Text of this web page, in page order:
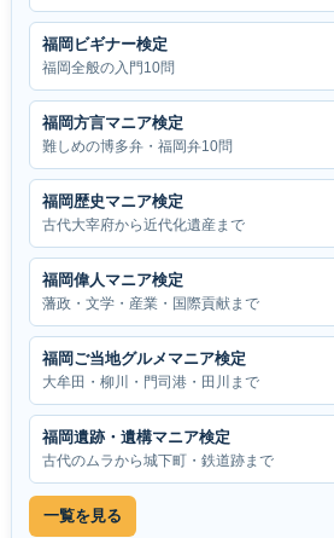
福岡ビギナー検定
福岡全般の入門10問
福岡方言マニア検定
難しめの博多弁・福岡弁10問
福岡歴史マニア検定
古代大宰府から近代化遺産まで
福岡偉人マニア検定
藩政・文学・産業・国際貢献まで
福岡ご当地グルメマニア検定
大牟田・柳川・門司港・田川まで
福岡遺跡・遺構マニア検定
古代のムラから城下町・鉄道跡まで
一覧を見る